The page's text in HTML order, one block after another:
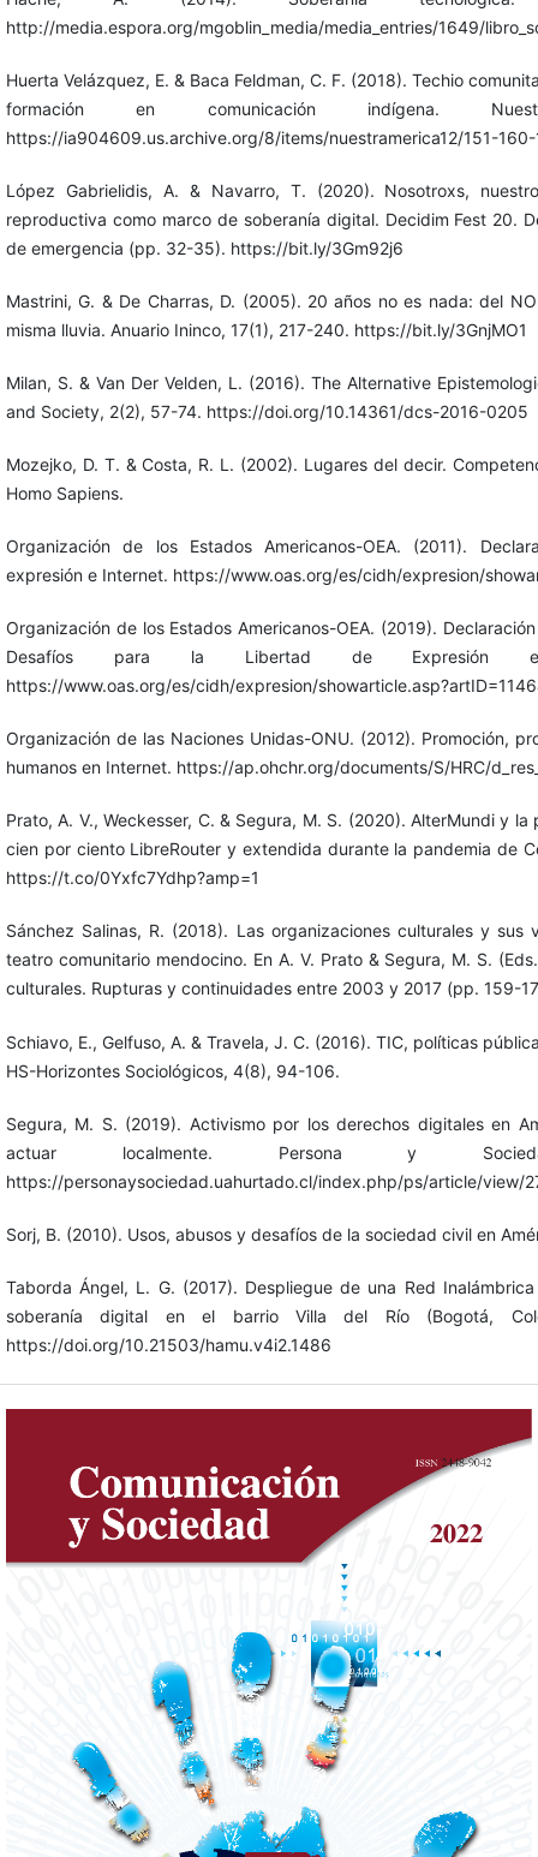
http://media.espora.org/mgoblin_media/media_entries/1649/
Huerta Velázquez, E. & Baca Feldman, C. F. (2018). Techio
formación en comunicación indígena.
https://ia904609.us.archive.org/8/items/nuestramerica12/151-
López Gabrielidis, A. & Navarro, T. (2020). Nosotroxs,
reproductiva como marco de soberanía digital. Decidim Fest 20.
de emergencia (pp. 32-35). https://bit.ly/3Gm92j6
Mastrini, G. & De Charras, D. (2005). 20 años no es nada: del
misma lluvia. Anuario Ininco, 17(1), 217-240. https://bit.ly/3GnjMO1
Milan, S. & Van Der Velden, L. (2016). The Alternative
and Society, 2(2), 57-74. https://doi.org/10.14361/dcs-2016-0205
Mozejko, D. T. & Costa, R. L. (2002). Lugares del decir.
Homo Sapiens.
Organización de los Estados Americanos-OEA. (2011).
expresión e Internet. https://www.oas.org/es/cidh/expresion/
Organización de los Estados Americanos-OEA. (2019).
Desafíos para la Libertad de Expresión
https://www.oas.org/es/cidh/expresion/
Organización de las Naciones Unidas-ONU. (2012). Promoción,
humanos en Internet. https://ap.ohchr.org/documents/S/HRC/
Prato, A. V., Weckesser, C. & Segura, M. S. (2020). AlterMundi y
cien por ciento LibreRouter y extendida durante la pandemia de
https://t.co/0Yxfc7Ydhp?amp=1
Sánchez Salinas, R. (2018). Las organizaciones culturales y
teatro comunitario mendocino. En A. V. Prato & Segura, M. S.
culturales. Rupturas y continuidades entre 2003 y 2017 (pp. 159-
Schiavo, E., Gelfuso, A. & Travela, J. C. (2016). TIC, políticas
HS-Horizontes Sociológicos, 4(8), 94-106.
Segura, M. S. (2019). Activismo por los derechos digitales en
actuar localmente. Persona y
https://personaysociedad.uahurtado.cl/index.php/ps/article/view/
Sorj, B. (2010). Usos, abusos y desafíos de la sociedad civil en
Taborda Ángel, L. G. (2017). Despliegue de una Red
soberanía digital en el barrio Villa del Río (Bogotá,
https://doi.org/10.21503/hamu.v4i2.1486